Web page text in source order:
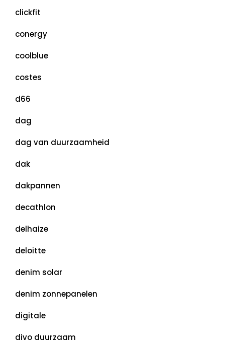
clickfit
conergy
coolblue
costes
d66
dag
dag van duurzaamheid
dak
dakpannen
decathlon
delhaize
deloitte
denim solar
denim zonnepanelen
digitale
divo duurzaam